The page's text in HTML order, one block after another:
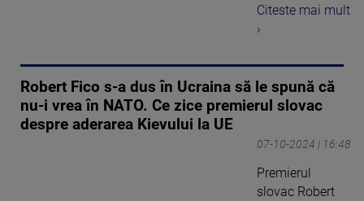
Citeste mai mult
›
Robert Fico s-a dus în Ucraina să le spună că
nu-i vrea în NATO. Ce zice premierul slovac
despre aderarea Kievului la UE
07-10-2024 | 16:48
Premierul
slovac Robert